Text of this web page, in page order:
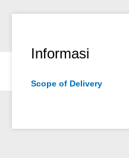
Informasi
Scope of Delivery